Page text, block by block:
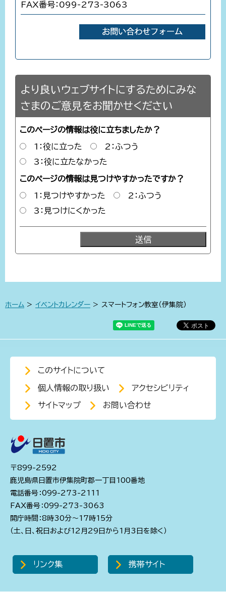
FAX番号：099-273-3063
より良いウェブサイトにするためにみな
さまのご意見をお聞かせください
このページの情報は役に立ちましたか？
1：役に立った
2：ふつう
3：役に立たなかった
このページの情報は見つけやすかったですか？
1：見つけやすかった
2：ふつう
3：見つけにくかった
ホーム > イベントカレンダー > スマートフォン教室（伊集院）
このサイトについて
個人情報の取り扱い アクセシビリティ
サイトマップ お問い合わせ
〒899-2592
鹿児島県日置市伊集院町郡一丁目100番地
電話番号：099-273-2111
FAX番号：099-273-3063
開庁時間：8時30分～17時15分
（土、日、祝日および12月29日から1月3日を除く）
リンク集 携帯サイト